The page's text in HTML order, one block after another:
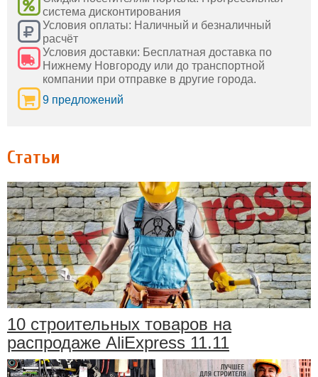
система дисконтирования
Условия оплаты: Наличный и безналичный
расчёт
Условия доставки: Бесплатная доставка по
Нижнему Новгороду или до транспортной
компании при отправке в другие города.
9 предложений
Статьи
10 строительных товаров на
распродаже AliExpress 11.11